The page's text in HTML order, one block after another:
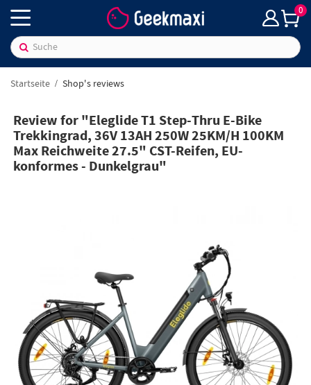
0
Startseite Shop's reviews
Review for "Eleglide T1 Step-Thru E-Bike
Trekkingrad, 36V 13AH 250W 25KM/H 100KM
Max Reichweite 27.5" CST-Reifen, EU-
konformes - Dunkelgrau"